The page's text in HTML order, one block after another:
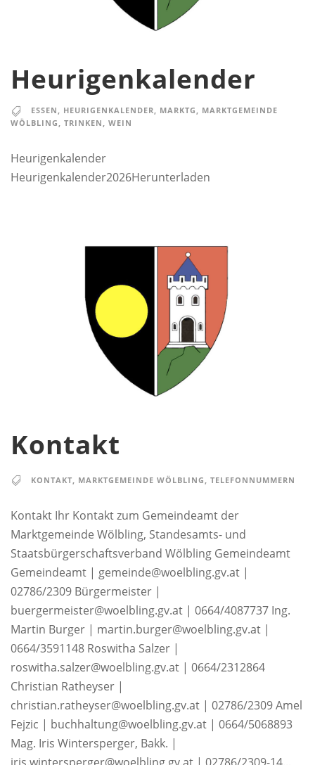
Heurigenkalender
ESSEN , HEURIGENKALENDER, MARKTG , MARKTGEMEINDE
WÖLBLING , TRINKEN , WEIN
Heurigenkalender
Heurigenkalender2026Herunterladen
Kontakt
KONTAKT MARKTGEMEINDE WÖLBLING TELEFONNUMMERN
Kontakt Ihr Kontakt zum Gemeindeamt der
Marktgemeinde Wölbling, Standesamts- und
Staatsbürgerschaftsverband Wölbling Gemeindeamt
Gemeindeamt | gemeinde@woelbling.gv.at |
02786/2309 Bürgermeister |
buergermeister@woelbling.gv.at | 0664/4087737 Ing.
Martin Burger | martin.burger@woelbling.gv.at |
0664/3591148 Roswitha Salzer |
roswitha.salzer@woelbling.gv.at | 0664/2312864
Christian Ratheyser |
christian.ratheyser@woelbling.gv.at | 02786/2309 Amel
Fejzic | buchhaltung@woelbling.gv.at | 0664/5068893
Mag. Iris Wintersperger, Bakk. |
iris.wintersperger@woelbling.gv.at | 02786/2309-14...